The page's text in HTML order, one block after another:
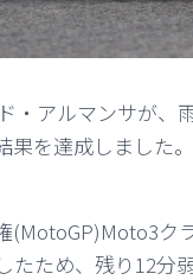
・アルマンサが、
果を達成しました
(MotoGP)Moto3ク
たため、残り12